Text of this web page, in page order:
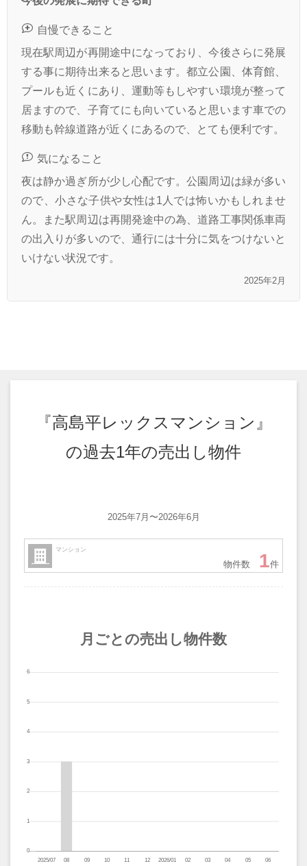
自慢できること
現在駅周辺が再開途中になっており、今後さらに発展
する事に期待出来ると思います。都立公園、体育館、
プールも近くにあり、運動等もしやすい環境が整って
居ますので、子育てにも向いていると思います車での
移動も幹線道路が近くにあるので、とても便利です。
気になること
夜は静か過ぎ所が少し心配です。公園周辺は緑が多い
ので、小さな子供や女性は1人では怖いかもしれませ
ん。また駅周辺は再開発途中の為、道路工事関係車両
の出入りが多いので、通行には十分に気をつけないと
いけない状況です。
2025年2月
『高島平レックスマンション』
の過去1年の売出し物件
2025年7月〜2026年6月
マンション
物件数 1件
月ごとの売出し物件数